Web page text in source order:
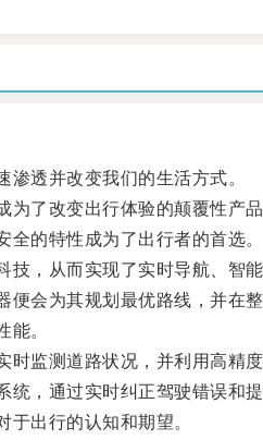
透并改变我们的生活方式。
了改变出行体验的颠覆性产品
的特性成为了出行者的首选。
，从而实现了实时导航、智能
为其规划最优路线，并在整
。
监测道路状况，并利用高精度
，通过实时纠正驾驶错误和提
出行的认知和期望。